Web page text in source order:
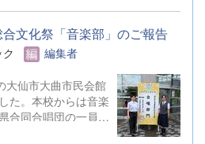
ありがとうございま
進行、学校紹介説
に携わりました。生
馬県教育委員会か
に認定されていま
文化祭「音楽部」のご報告
編集者
仙市大曲市民会館
た。本校からは音楽
合同合唱団の一員と